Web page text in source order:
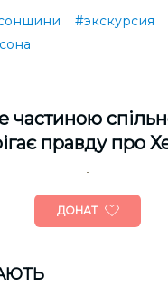
#экскурсия
частиною
правду про
ДОНАТ